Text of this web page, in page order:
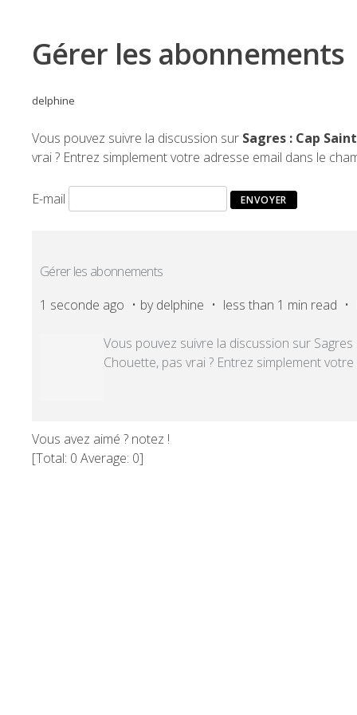
Gérer les abonnements
delphine
Vous pouvez suivre la discussion sur Sagres : Cap
vrai ? Entrez simplement votre adresse email dans le
E-mail
Gérer les abonnements
1 seconde ago
bydelphine less than 1 min read
Vous pouvez suivre la discussion sur
Chouette, pas vrai ? Entrez simplement
Vous avez aimé ? notez !
[Total: 0 Average: 0]